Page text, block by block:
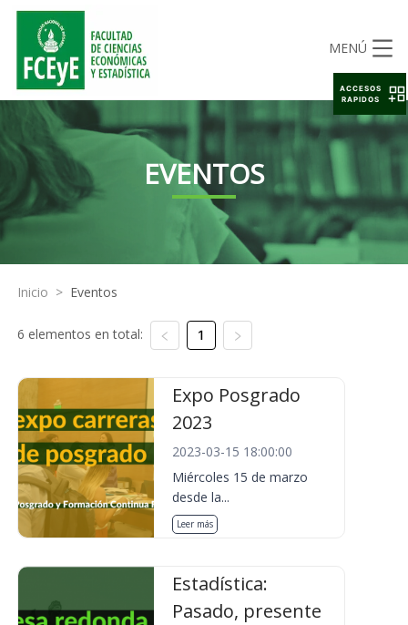
MENÚ
EVENTOS
Inicio > Eventos
6 elementos en total: 1
Expo Posgrado
2023
2023-03-15 18:00:00
Miércoles 15 de marzo
desde la...
Leer más
Estadística:
Pasado, presente
ACCESOS
RAPIDOS